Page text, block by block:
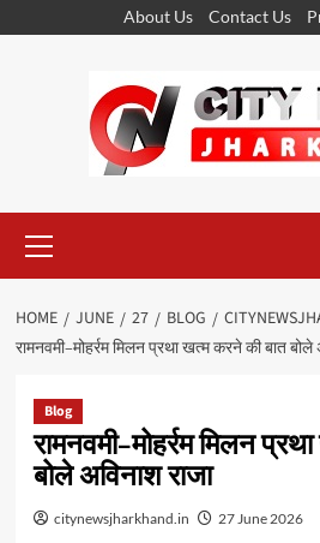
About Us Contact Us
Menu
HOME JUNE 27 BLOG
रामनवमी–मोहर्रम मिलन प्रथा खत्म करने की बात बोले
Blog
रामनवमी–मोहर्रम मिलन
बोले अविनाश राजा
citynewsjharkhand.in 27 June 2026